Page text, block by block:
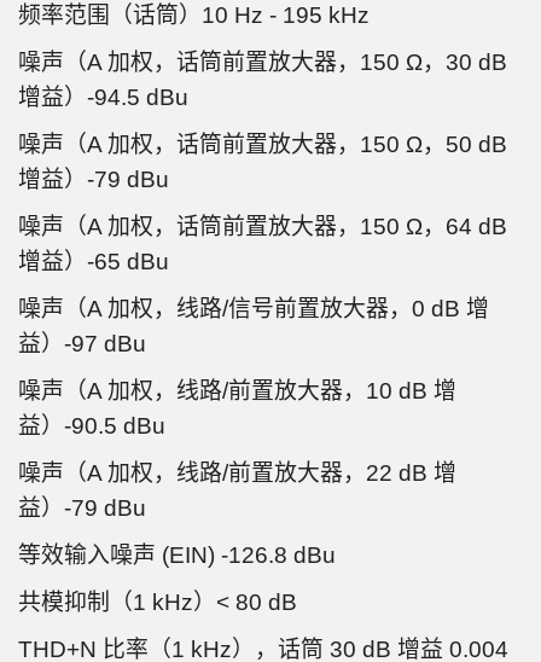
频率范围（话筒）10 Hz - 195 kHz
噪声（A 加权，话筒前置放大器，150 Ω，30 dB
增益）-94.5 dBu
噪声（A 加权，话筒前置放大器，150 Ω，50 dB
增益）-79 dBu
噪声（A 加权，话筒前置放大器，150 Ω，64 dB
增益）-65 dBu
噪声（A 加权，线路/信号前置放大器，0 dB 增
益）-97 dBu
噪声（A 加权，线路/前置放大器，10 dB 增
益）-90.5 dBu
噪声（A 加权，线路/前置放大器，22 dB 增
益）-79 dBu
等效输入噪声 (EIN) -126.8 dBu
共模抑制（1 kHz）< 80 dB
THD+N 比率（1 kHz），话筒 30 dB 增益 0.004